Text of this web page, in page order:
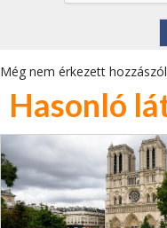
Még nem érkezett
Hasonló